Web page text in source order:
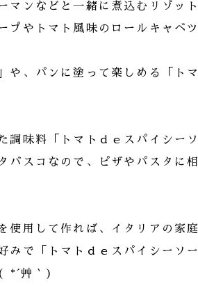
マンなどと一緒に煮込むリゾット
プやトマト風味のロールキャベツ
や、パンに塗って楽しめる「トマ
調味料「トマトｄｅスパイシーソ
バスコなので、ピザやパスタに相
使用して作れば、イタリアの家庭
みで「トマトｄｅスパイシーソー
*´艸｀)